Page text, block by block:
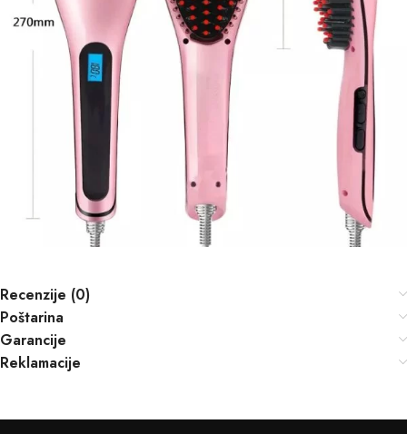
Recenzije (0)
Poštarina
Garancije
Reklamacije